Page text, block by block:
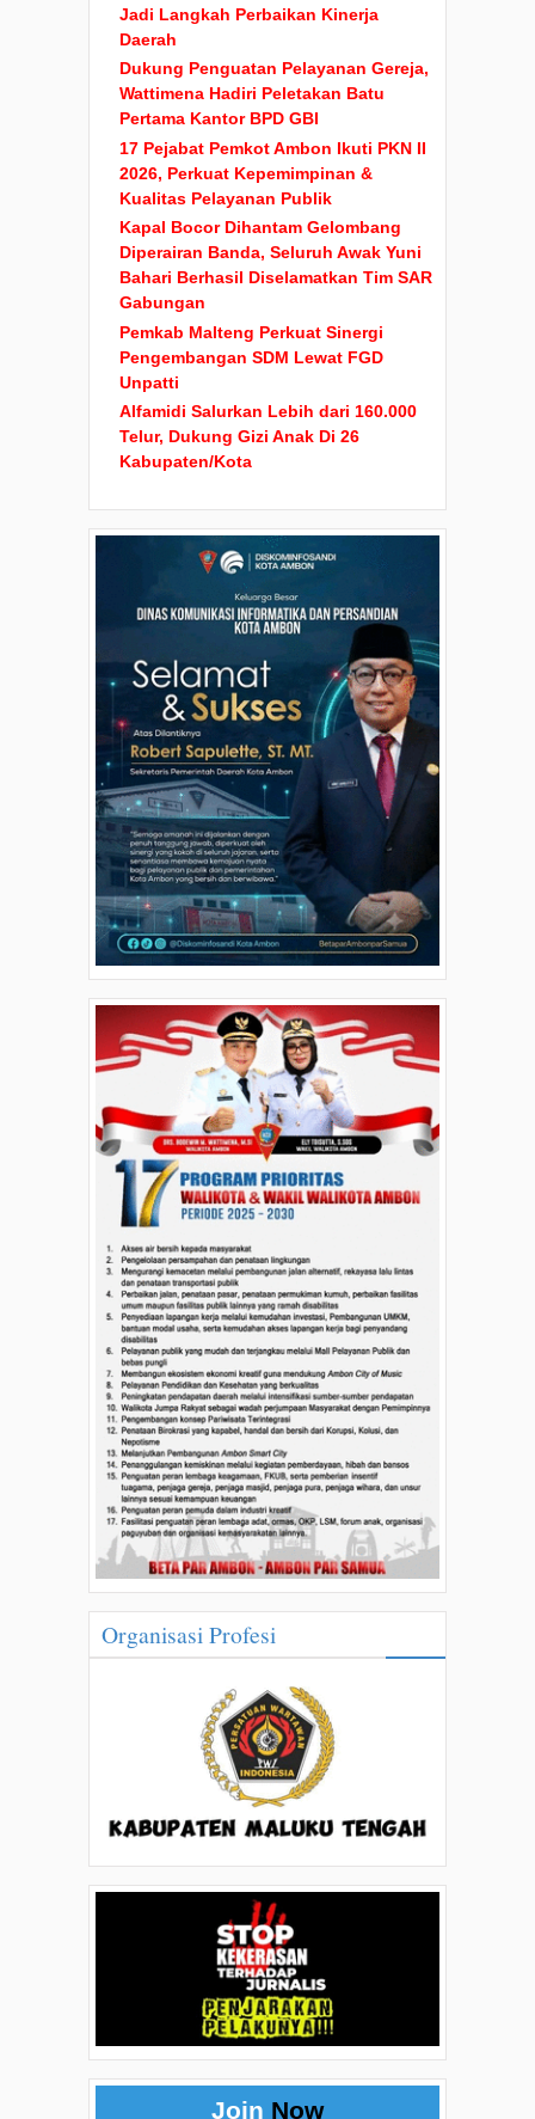
Jadi Langkah Perbaikan Kinerja
Daerah
Dukung Penguatan Pelayanan Gereja,
Wattimena Hadiri Peletakan Batu
Pertama Kantor BPD GBI
17 Pejabat Pemkot Ambon Ikuti PKN II
2026, Perkuat Kepemimpinan &
Kualitas Pelayanan Publik
Kapal Bocor Dihantam Gelombang
Diperairan Banda, Seluruh Awak Yuni
Bahari Berhasil Diselamatkan Tim SAR
Gabungan
Pemkab Malteng Perkuat Sinergi
Pengembangan SDM Lewat FGD
Unpatti
Alfamidi Salurkan Lebih dari 160.000
Telur, Dukung Gizi Anak Di 26
Kabupaten/Kota
Organisasi Profesi
Join Now